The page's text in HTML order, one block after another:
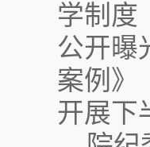
学制度
公开曝
案例》
开展下